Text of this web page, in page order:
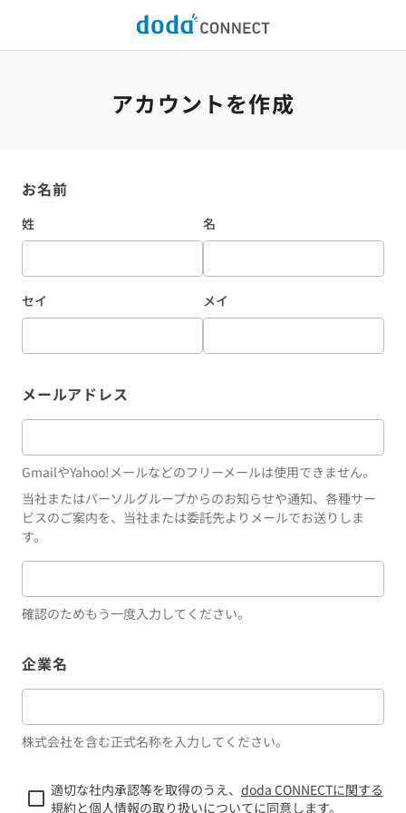
アカウントを作成
お名前
姓 名
セイ メイ
メールアドレス
GmailやYahoo!メールなどのフリーメールは使用できません。
当社またはパーソルグループからのお知らせや通知、各種サー
ビスのご案内を、当社または委託先よりメールでお送りしま
す。
確認のためもう一度入力してください。
企業名
株式会社を含む正式名称を入力してください。
適切な社内承認等を取得のうえ、 doda CONNECTに関する
規約と個人情報の取り扱いについてに同意します。